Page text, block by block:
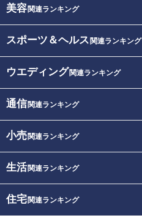
美容関連ランキング
スポーツ＆ヘルス 関連ランキング
ウエディング関連ランキング
通信関連ランキング
小売関連ランキング
生活関連ランキング
住宅関連ランキング